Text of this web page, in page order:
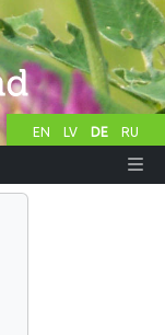
EN LV DE RU